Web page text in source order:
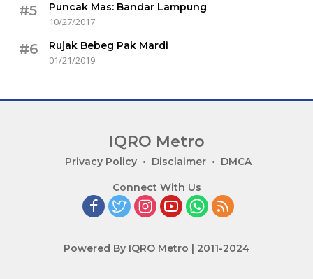
#5
Puncak Mas: Bandar Lampung
10/27/2017
#6
Rujak Bebeg Pak Mardi
01/21/2019
IQRO Metro
Privacy Policy Disclaimer DMCA
Connect With Us
Powered By IQRO Metro | 2011-2024